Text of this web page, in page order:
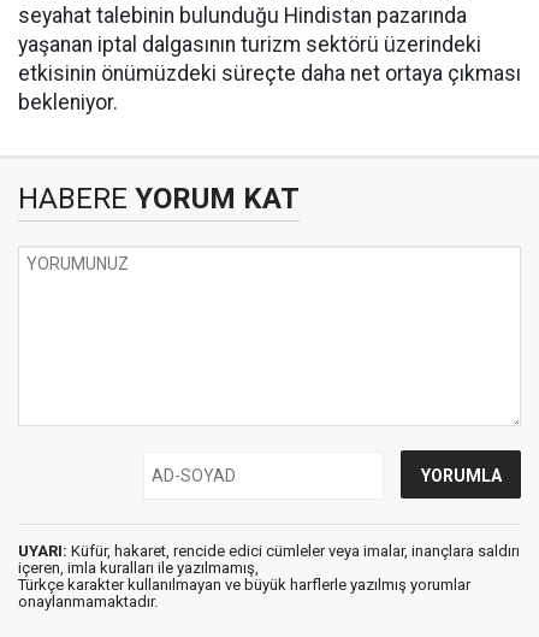
seyahat talebinin bulunduğu Hindistan pazarında
yaşanan iptal dalgasının turizm sektörü üzerindeki
etkisinin önümüzdeki süreçte daha net ortaya çıkması
bekleniyor.
HABERE YORUM KAT
UYARI: Küfür, hakaret, rencide edici cümleler veya imalar, inançlara saldırı
içeren, imla kuralları ile yazılmamış,
Türkçe karakter kullanılmayan ve büyük harflerle yazılmış yorumlar
onaylanmamaktadır.